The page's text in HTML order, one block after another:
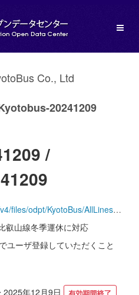
Co., Ltd
20241209
/
アクセストークン/YOUR_ACCESS_TOKEN]
叡山線冬季運休に対応
でユーザ登録していただくこと
年12月9日